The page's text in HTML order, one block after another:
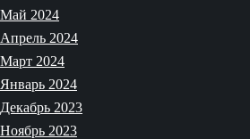
Май 2024
Апрель 2024
Март 2024
Январь 2024
Декабрь 2023
Ноябрь 2023